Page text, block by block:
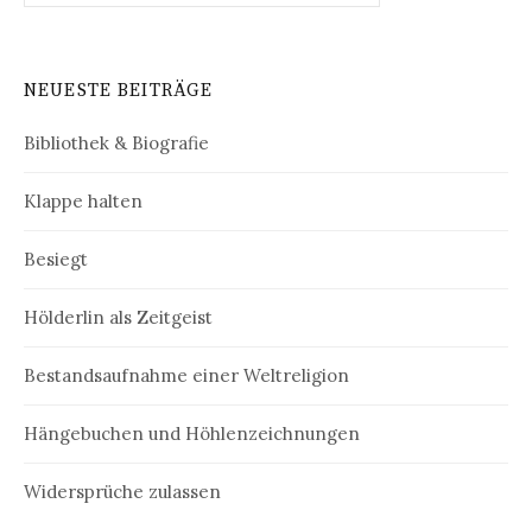
NEUESTE BEITRÄGE
Bibliothek & Biografie
Klappe halten
Besiegt
Hölderlin als Zeitgeist
Bestandsaufnahme einer Weltreligion
Hängebuchen und Höhlenzeichnungen
Widersprüche zulassen